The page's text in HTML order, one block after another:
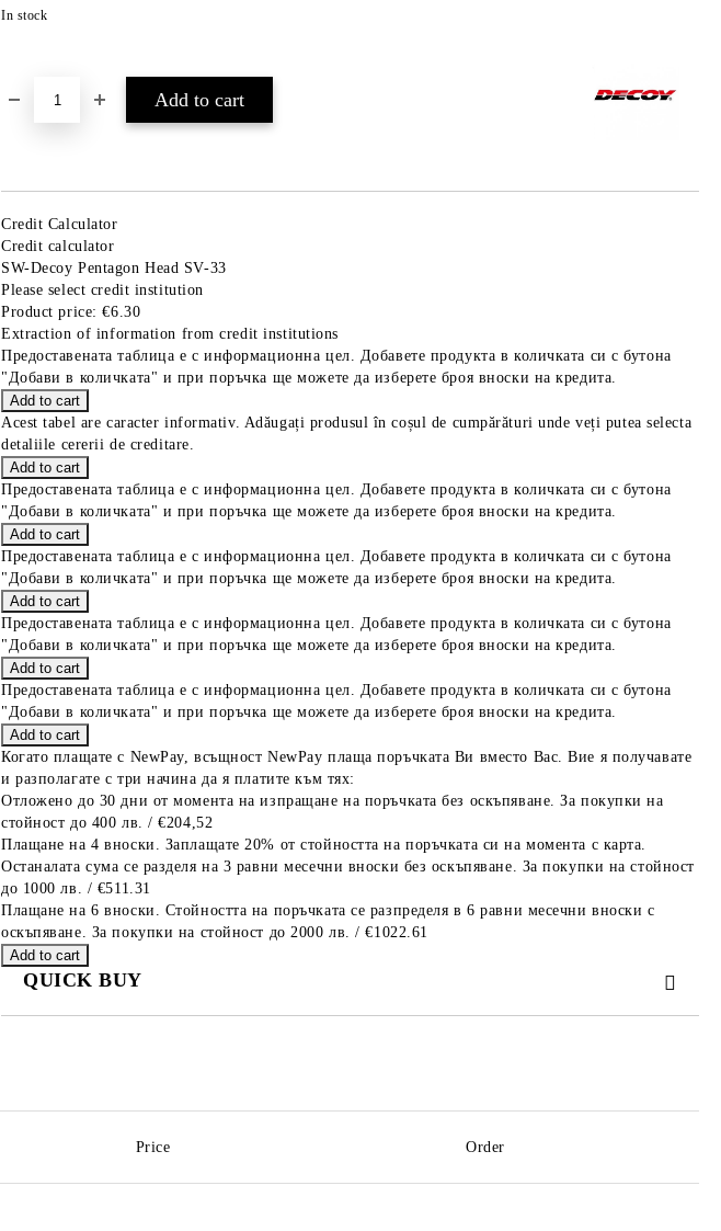
In stock
Credit Calculator
Credit calculator
SW-Decoy Pentagon Head SV-33
Please select credit institution
Product price: €6.30
Extraction of information from credit institutions
Предоставената таблица е с информационна цел. Добавете продукта в количката си с бутона
"Добави в количката" и при поръчка ще можете да изберете броя вноски на кредита.
Acest tabel are caracter informativ. Adăugați produsul în coșul de cumpărături unde veți putea selecta
detaliile cererii de creditare.
Предоставената таблица е с информационна цел. Добавете продукта в количката си с бутона
"Добави в количката" и при поръчка ще можете да изберете броя вноски на кредита.
Предоставената таблица е с информационна цел. Добавете продукта в количката си с бутона
"Добави в количката" и при поръчка ще можете да изберете броя вноски на кредита.
Предоставената таблица е с информационна цел. Добавете продукта в количката си с бутона
"Добави в количката" и при поръчка ще можете да изберете броя вноски на кредита.
Предоставената таблица е с информационна цел. Добавете продукта в количката си с бутона
"Добави в количката" и при поръчка ще можете да изберете броя вноски на кредита.
Когато плащате с NewPay, всъщност NewPay плаща поръчката Ви вместо Вас. Вие я получавате
и разполагате с три начина да я платите към тях:
Отложено до 30 дни от момента на изпращане на поръчката без оскъпяване. За покупки на
стойност до 400 лв. / €204,52
Плащане на 4 вноски. Заплащате 20% от стойността на поръчката си на момента с карта.
Останалата сума се разделя на 3 равни месечни вноски без оскъпяване. За покупки на стойност
до 1000 лв. / €511.31
Плащане на 6 вноски. Стойността на поръчката се разпределя в 6 равни месечни вноски с
оскъпяване. За покупки на стойност до 2000 лв. / €1022.61
QUICK BUY
Price
Order